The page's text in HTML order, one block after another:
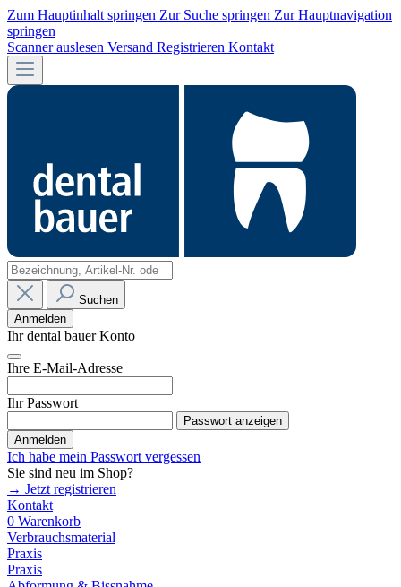
Zum Hauptinhalt springen Zur Suche springen Zur Hauptnavigation
springen
Scanner auslesen Versand Registrieren Kontakt
Suchen
Anmelden
Ihr dental bauer Konto
Ihre E-Mail-Adresse
Ihr Passwort
Passwort anzeigen
Anmelden
Ich habe mein Passwort vergessen
Sie sind neu im Shop?
→ Jetzt registrieren
Kontakt
0 Warenkorb
Verbrauchsmaterial
Praxis
Praxis